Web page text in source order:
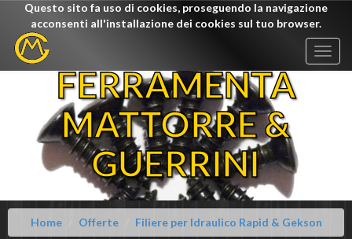
Questo sito fa uso di cookies, proseguendo la navigazione
acconsenti all'installazione dei cookies sul tuo browser.
FERRAMENTA
MATTORRE &
GUERRINI
Home Offerte Filiere per Idraulico Rapid & Gekson